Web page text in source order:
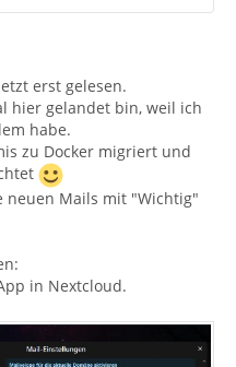
erst gelesen.
hier gelandet bin, weil ich
habe.
zu Docker migriert und
neuen Mails mit "Wichtig"
in Nextcloud.